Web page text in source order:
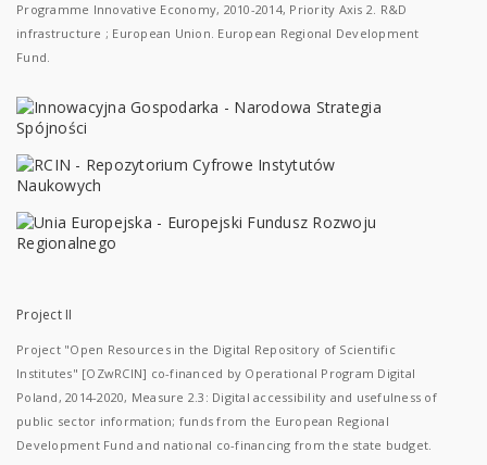
Programme Innovative Economy, 2010-2014, Priority Axis 2. R&D
infrastructure ; European Union. European Regional Development
Fund.
Project II
Project "Open Resources in the Digital Repository of Scientific
Institutes" [OZwRCIN] co-financed by Operational Program Digital
Poland, 2014-2020, Measure 2.3: Digital accessibility and usefulness of
public sector information; funds from the European Regional
Development Fund and national co-financing from the state budget.